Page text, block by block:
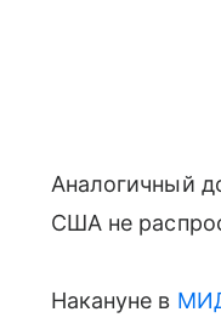
Аналогичный
США не
Накануне в